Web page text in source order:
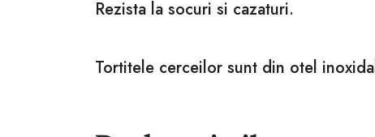
Rezista la socuri si cazaturi.
Tortitele cerceilor sunt din otel